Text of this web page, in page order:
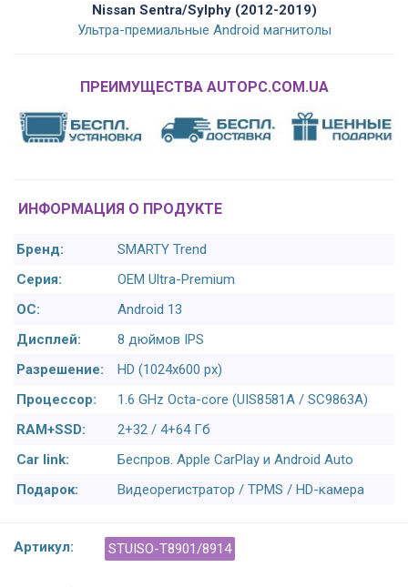
Nissan Sentra/Sylphy (2012-2019)
Ультра-премиальные Android магнитолы
ПРЕИМУЩЕСТВА AUTOPC.COM.UA
ИНФОРМАЦИЯ О ПРОДУКТЕ
Бренд:
SMARTY Trend
Серия:
OEM Ultra-Premium
ОС:
Android 13
Дисплей:
8 дюймов IPS
Разрешение:
HD (1024х600 px)
Процессор:
1.6 GHz Octa-core (UIS8581A / SC9863A)
RAM+SSD:
2+32 / 4+64 Гб
Car link:
Беспров. Apple CarPlay и Android Auto
Подарок:
Видеорегистратор / TPMS / HD-камера
Артикул: STUISO-T8901/8914